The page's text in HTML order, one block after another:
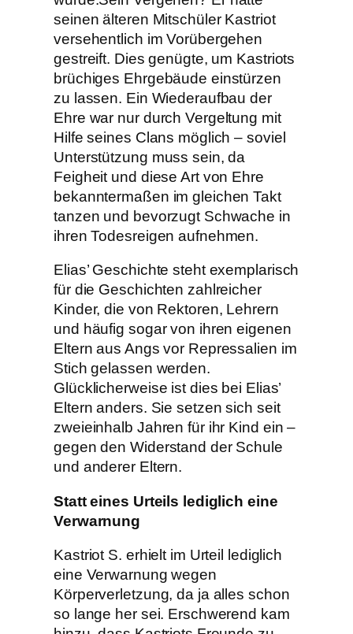
seinen älteren Mitschüler Kastriot
versehentlich im Vorübergehen
gestreift. Dies genügte, um Kastriots
brüchiges Ehrgebäude einstürzen
zu lassen. Ein Wiederaufbau der
Ehre war nur durch Vergeltung mit
Hilfe seines Clans möglich – soviel
Unterstützung muss sein, da
Feigheit und diese Art von Ehre
bekanntermaßen im gleichen Takt
tanzen und bevorzugt Schwache in
ihren Todesreigen aufnehmen.
Elias’ Geschichte steht exemplarisch
für die Geschichten zahlreicher
Kinder, die von Rektoren, Lehrern
und häufig sogar von ihren eigenen
Eltern aus Angs vor Repressalien im
Stich gelassen werden.
Glücklicherweise ist dies bei Elias’
Eltern anders. Sie setzen sich seit
zweieinhalb Jahren für ihr Kind ein –
gegen den Widerstand der Schule
und anderer Eltern.
Statt eines Urteils lediglich eine
Verwarnung
Kastriot S. erhielt im Urteil lediglich
eine Verwarnung wegen
Körperverletzung, da ja alles schon
so lange her sei. Erschwerend kam